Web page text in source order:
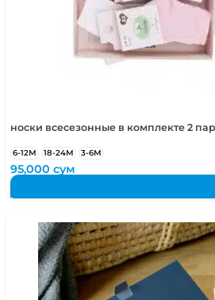
носки всесезонные в комплекте 2
6-12М 18-24М 3-6М
95,000сум